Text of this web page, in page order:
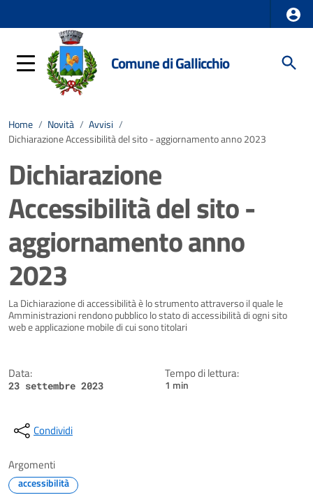
Comune di Gallicchio
Home / Novità / Avvisi /
Dichiarazione Accessibilità del sito - aggiornamento anno 2023
Dichiarazione
Accessibilità del sito -
aggiornamento anno
2023
Dettagli della notizia
La Dichiarazione di accessibilità è lo strumento attraverso il quale le
Amministrazioni rendono pubblico lo stato di accessibilità di ogni sito
web e applicazione mobile di cui sono titolari
Data:
23 settembre 2023
Tempo di lettura:
1 min
Condividi
Argomenti
accessibilità